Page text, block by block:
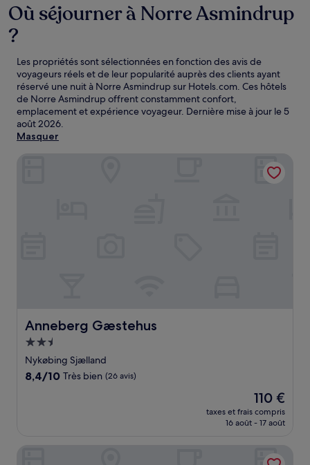
Où séjourner à Norre Asmindrup
?
Les propriétés sont sélectionnées en fonction des avis de
voyageurs réels et de leur popularité auprès des clients ayant
réservé une nuit à Norre Asmindrup sur Hotels.com. Ces hôtels
de Norre Asmindrup offrent constamment confort,
emplacement et expérience voyageur. Dernière mise à jour le5
août 2026.
Masquer
Anneberg Gæstehus
Anneberg Gæstehus
Hébergement
2.5 étoiles
Nykøbing Sjælland
8.4
8,4/10 Très bien (26 avis)
Le
nouveau
prix
de
110 €
110 €
taxes et frais compris
16 août - 17 août